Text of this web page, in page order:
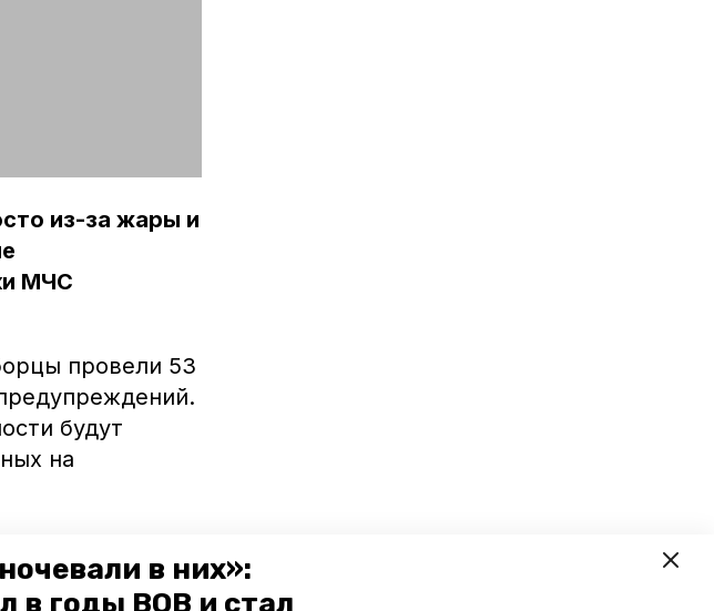
в них»:
в годы ВОВ и стал
из-за жары и
МЧС
провели 53
будут
на
агрегатам
и